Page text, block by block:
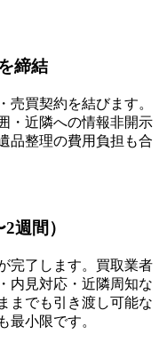
締結
売買契約を結びます。
・近隣への情報非開示
品整理の費用負担も合
週間）
完了します。買取業者
内見対応・近隣周知な
までも引き渡し可能な
最小限です。